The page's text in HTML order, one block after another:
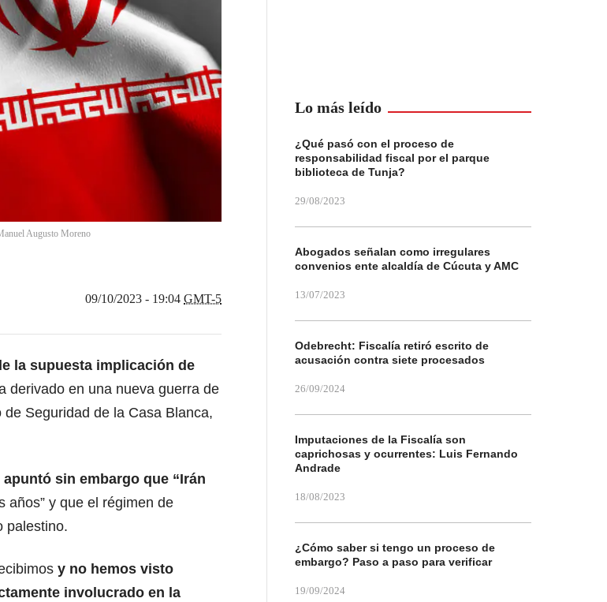
Augusto Moreno
09/10/2023 - 19:04 GMT-5
la supuesta implicación de
derivado en una nueva guerra de
Seguridad de la Casa Blanca,
sin embargo que “Irán
años” y que el régimen de
palestino.
y no hemos visto
involucrado en la
Lo más leído
¿Qué pasó con el proceso de
responsabilidad fiscal por el parque
biblioteca de Tunja?
29/08/2023
Abogados señalan como irregulares
convenios ente alcaldía de Cúcuta y AMC
13/07/2023
Odebrecht: Fiscalía retiró escrito de
acusación contra siete procesados
26/09/2024
Imputaciones de la Fiscalía son
caprichosas y ocurrentes: Luis Fernando
Andrade
18/08/2023
¿Cómo saber si tengo un proceso de
embargo? Paso a paso para verificar
19/09/2024